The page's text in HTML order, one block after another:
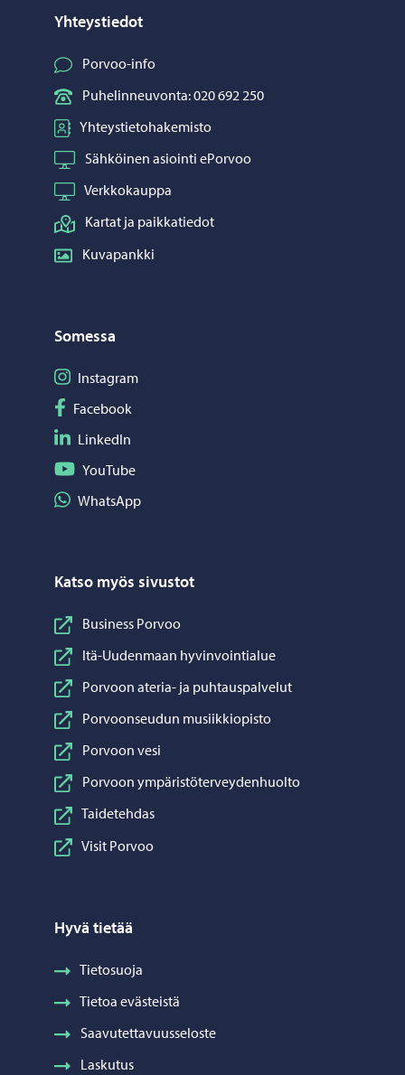
Yhteystiedot
Porvoo-info
Puhelinneuvonta: 020 692 250
Yhteystietohakemisto
Sähköinen asiointi ePorvoo
Verkkokauppa
Kartat ja paikkatiedot
Kuvapankki
Somessa
Seuraa Instagram
Instagram
Seuraa Facebook
Facebook
Seuraa LinkedIn
LinkedIn
Seuraa YouTube
YouTube
Jaa WhatsApp
WhatsApp
Katso myös sivustot
Business Porvoo
Itä-Uudenmaan hyvinvointialue
Porvoon ateria- ja puhtauspalvelut
Porvoonseudun musiikkiopisto
Porvoon vesi
Porvoon ympäristöterveydenhuolto
Taidetehdas
Visit Porvoo
Hyvä tietää
Tietosuoja
Tietoa evästeistä
Saavutettavuusseloste
Laskutus